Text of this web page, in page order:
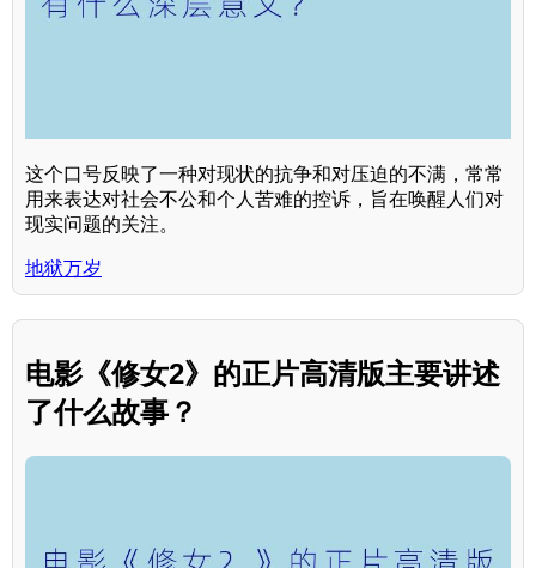
这个口号反映了一种对现状的抗争和对压迫的不满，常常
用来表达对社会不公和个人苦难的控诉，旨在唤醒人们对
现实问题的关注。
地狱万岁
电影《修女2》的正片高清版主要讲述
了什么故事？